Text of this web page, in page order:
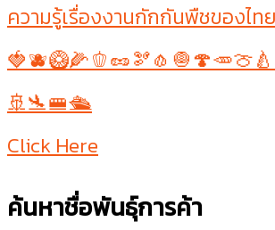
ความรู้เรื่องงานกักกันพืชของไท
🚢🛬🚝🛳
Click Here
ค้นหาชื่อพันธุ์การค้า